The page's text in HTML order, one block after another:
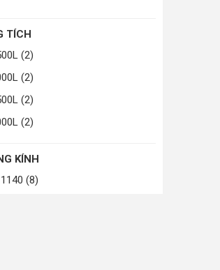
TÍCH
(2)
(2)
(2)
(2)
KÍNH
(8)